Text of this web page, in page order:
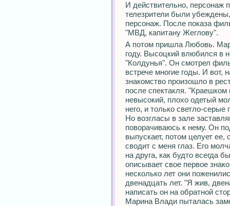
И действительно, персонаж
телезрители были
персонаж. После показа
"МВД, капитану Жеглову".
А потом пришла Любовь.
году. Высоцкий влюбился в
"Колдунья". Он смотрел
встрече многие годы. И вот,
знакомство произошло в
после спектакля. "Краешком
невысокий, плохо одетый
него, и только светло-
Но возгласы в зале
поворачиваюсь к нему. Он
выпускает, потом целует
сводит с меня глаз. Его
на друга, как будто всегда
описывает свое первое
несколько лет они
двенадцать лет. "Я жив,
написать он на обратной
Марина Влади пыталась